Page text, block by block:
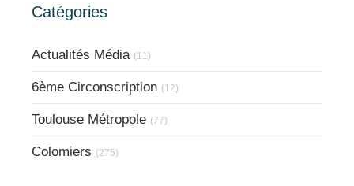
Catégories
Actualités Média (11)
6ème Circonscription (12)
Toulouse Métropole (77)
Colomiers (275)